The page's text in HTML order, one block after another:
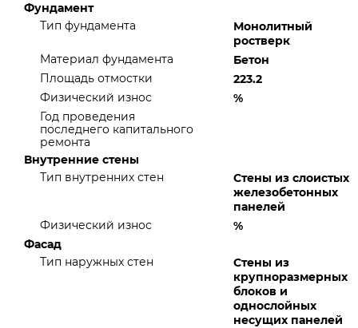
Фундамент
Тип фундамента
Монолитный
ростверк
Материал фундамента
Бетон
Площадь отмостки
223.2
Физический износ
%
Год проведения
последнего капитального
ремонта
Внутренние стены
Тип внутренних стен
Стены из слоистых
железобетонных
панелей
Физический износ
%
Фасад
Тип наружных стен
Стены из
крупноразмерных
блоков и
однослойных
несущих панелей